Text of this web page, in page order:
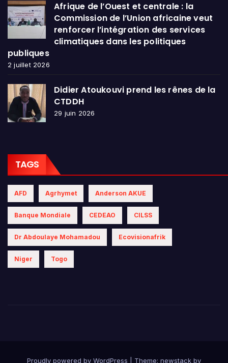
Afrique de l’Ouest et centrale : la
Commission de l’Union africaine veut
renforcer l’intégration des services
climatiques dans les politiques
publiques
2 juillet 2026
Didier Atoukouvi prend les rênes de la
CTDDH
29 juin 2026
TAGS
AFD Agrhymet Anderson AKUE
Banque Mondiale CEDEAO CILSS
Dr Abdoulaye Mohamadou Ecovisionafrik
Niger Togo
Proudly powered by WordPress Theme: newstack by